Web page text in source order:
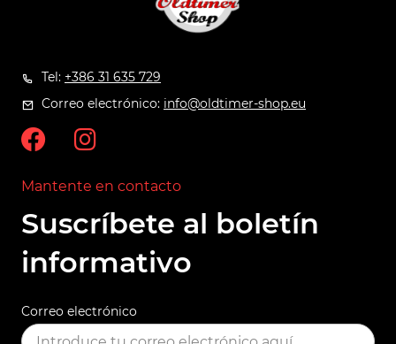
Tel: +386 31 635 729
Correo electrónico: info@oldtimer-shop.eu
Mantente en contacto
Suscríbete al boletín
informativo
Correo electrónico